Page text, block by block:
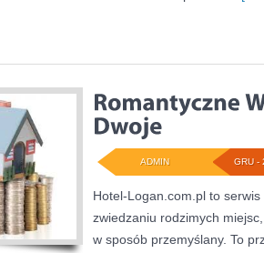
GRU -
ADMIN
Hotel-Logan.com.pl to
zwiedzaniu rodzimych
w sposób przemyślany. To